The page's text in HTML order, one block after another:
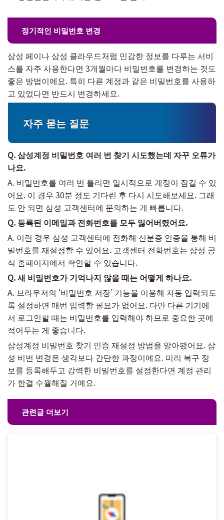
정기적인 비밀번호 변경
삼성 페이나 삼성 클라우드처럼 민감한 정보를 다루는 서비
스를 자주 사용한다면 3개월마다 비밀번호를 변경하는 것도
좋은 방법이에요. 특히 다른 계정과 같은 비밀번호를 사용하
고 있었다면 반드시 변경하세요.
자주 묻는 질문
Q. 삼성계정 비밀번호 여러 번 찾기 시도했는데 자꾸 오류가
나요.
A. 비밀번호를 여러 번 틀리면 일시적으로 계정이 잠길 수 있
어요. 이 경우 30분 정도 기다린 후 다시 시도해보세요. 그래
도 안 되면 삼성 고객센터에 문의하는 게 빠릅니다.
Q. 등록된 이메일과 전화번호를 모두 잃어버렸어요.
A. 이런 경우 삼성 고객센터에 전화해 신분증 인증을 통해 비
밀번호를 재설정할 수 있어요. 고객센터 전화번호는 삼성 공
식 홈페이지에서 확인할 수 있습니다.
Q. 새 비밀번호가 기억나지 않을 때는 어떻게 하나요.
A. 브라우저의 ‘비밀번호 저장’ 기능을 이용해 자동 입력되도
록 설정하면 매번 입력할 필요가 없어요. 다만 다른 기기에
서 로그인할 때는 비밀번호를 입력해야 하므로 중요한 곳에
적어두는 게 좋습니다.
삼성계정 비밀번호 찾기 인증 재설정 방법을 알아봤어요. 삼
성 비번 변경은 생각보다 간단한 과정이에요. 미리 복구 정
보를 등록해두고 강력한 비밀번호를 설정한다면 계정 관리
가 한결 수월해질 거예요.
관련글 더보기